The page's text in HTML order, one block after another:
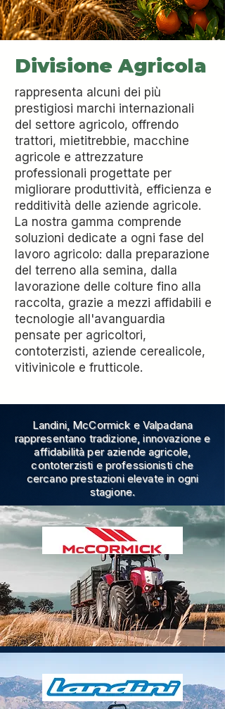
Divisione Agricola
rappresenta alcuni dei più
prestigiosi marchi internazionali
del settore agricolo, offrendo
trattori, mietitrebbie, macchine
agricole e attrezzature
professionali progettate per
migliorare produttività, efficienza e
redditività delle aziende agricole.
La nostra gamma comprende
soluzioni dedicate a ogni fase del
lavoro agricolo: dalla preparazione
del terreno alla semina, dalla
lavorazione delle colture fino alla
raccolta, grazie a mezzi affidabili e
tecnologie all'avanguardia
pensate per agricoltori,
contoterzisti, aziende cerealicole,
vitivinicole e frutticole.
Landini, McCormick e Valpadana
rappresentano tradizione, innovazione e
affidabilità per aziende agricole,
contoterzisti e professionisti che
cercano prestazioni elevate in ogni
stagione.